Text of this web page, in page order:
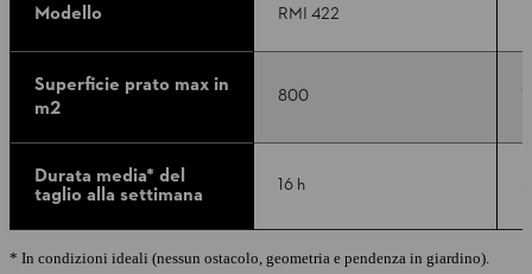
Modello RMI 422
Superficie prato max in
m2
800
Durata media* del
taglio alla settimana 16 h
* In condizioni ideali (nessun ostacolo, geometria e pendenza in giardino).